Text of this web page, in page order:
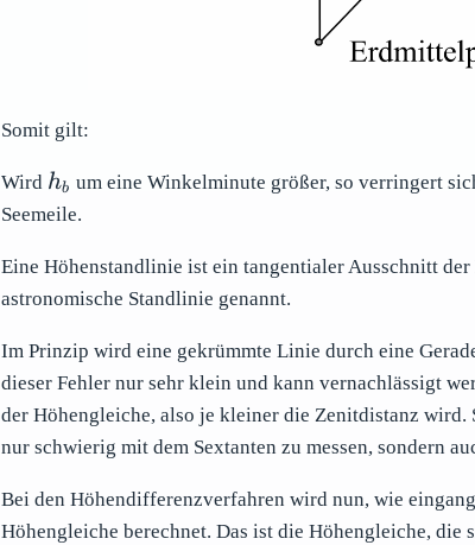
Somit gilt:
Wird h_b
hb um eine Winkelminute größer, so verringert
Seemeile.
Eine Höhenstandlinie ist ein tangentialer Ausschnitt
astronomische Standlinie genannt.
Im Prinzip wird eine gekrümmte Linie durch eine
dieser Fehler nur sehr klein und kann vernachlässigt
der Höhengleiche, also je kleiner die Zenitdistanz wird.
nur schwierig mit dem Sextanten zu messen, sondern
Bei den Höhendifferenzverfahren wird nun, wie
Höhengleiche berechnet. Das ist die Höhengleiche, die